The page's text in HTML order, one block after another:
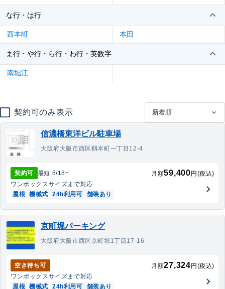
な行・は行
西本町 本田
ま行・や行・ら行・わ行・英数字
南堀江
契約可のみ表示
信濃橋東洋ビル駐車場
大阪府大阪市西区靱本町一丁目12-4
契約可 最短 8/18~ 月額59,400 円(税込)
ワンボックスサイズまで対応
屋根 機械式 24h利用可 舗装あり
京町堀パーキング
大阪府大阪市西区京町堀1丁目17-16
空き待ち可 月額27,324 円(税込)
ワンボックスサイズまで対応
屋根 機械式 24h利用可 舗装あり